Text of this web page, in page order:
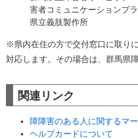
害者コミュニケーションプ
県立義肢製作所
※県内在住の方で交付窓口に取り
対応します。その場合は、群馬県
関連リンク
障障害のある人に関するマ
ヘルプカードについて